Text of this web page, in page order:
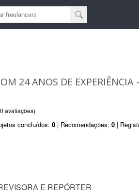
24 ANOS DE
avaliações)
concluídos: 0 | Recomendações: 0 |
E REPÓRTER